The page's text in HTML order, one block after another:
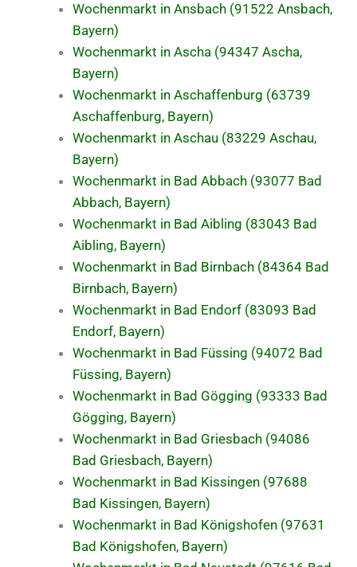
Wochenmarkt in Ansbach (91522 Ansbach,
Bayern)
Wochenmarkt in Ascha (94347 Ascha,
Bayern)
Wochenmarkt in Aschaffenburg (63739
Aschaffenburg, Bayern)
Wochenmarkt in Aschau (83229 Aschau,
Bayern)
Wochenmarkt in Bad Abbach (93077 Bad
Abbach, Bayern)
Wochenmarkt in Bad Aibling (83043 Bad
Aibling, Bayern)
Wochenmarkt in Bad Birnbach (84364 Bad
Birnbach, Bayern)
Wochenmarkt in Bad Endorf (83093 Bad
Endorf, Bayern)
Wochenmarkt in Bad Füssing (94072 Bad
Füssing, Bayern)
Wochenmarkt in Bad Gögging (93333 Bad
Gögging, Bayern)
Wochenmarkt in Bad Griesbach (94086
Bad Griesbach, Bayern)
Wochenmarkt in Bad Kissingen (97688
Bad Kissingen, Bayern)
Wochenmarkt in Bad Königshofen (97631
Bad Königshofen, Bayern)